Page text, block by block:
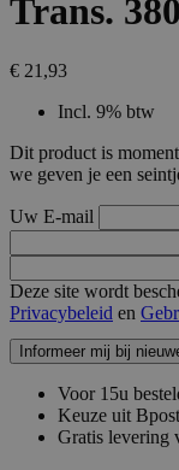
Trans.
€ 21,93
Incl. 9% btw
Dit product is
we geven je een
Uw E-mail
Deze site wordt
Privacybeleid en
Informeer mij bij
Voor 15u
Keuze uit
Gratis levering